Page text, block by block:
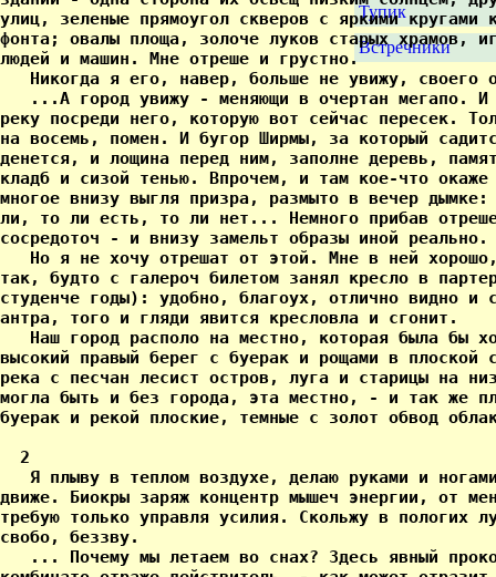
Тупик
Встречники